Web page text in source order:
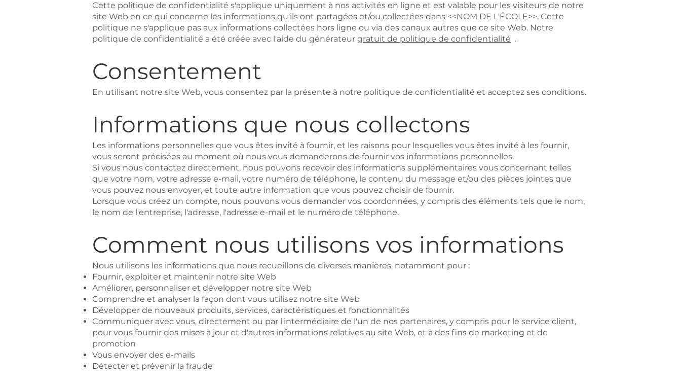
Cette politique de confidentialité s'applique uniquement à nos activités en ligne et est valable pour les visiteurs de notre
site Web en ce qui concerne les informations qu'ils ont partagées et/ou collectées dans <<NOM DE L'ÉCOLE>>. Cette
politique ne s'applique pas aux informations collectées hors ligne ou via des canaux autres que ce site Web. Notre
politique de confidentialité a été créée avec l'aide du générateur gratuit de politique de confidentialité .
Consentement
En utilisant notre site Web, vous consentez par la présente à notre politique de confidentialité et acceptez ses conditions.
Informations que nous collectons
Les informations personnelles que vous êtes invité à fournir, et les raisons pour lesquelles vous êtes invité à les fournir,
vous seront précisées au moment où nous vous demanderons de fournir vos informations personnelles.
Si vous nous contactez directement, nous pouvons recevoir des informations supplémentaires vous concernant telles
que votre nom, votre adresse e-mail, votre numéro de téléphone, le contenu du message et/ou des pièces jointes que
vous pouvez nous envoyer, et toute autre information que vous pouvez choisir de fournir.
Lorsque vous créez un compte, nous pouvons vous demander vos coordonnées, y compris des éléments tels que le nom,
le nom de l'entreprise, l'adresse, l'adresse e-mail et le numéro de téléphone.
Comment nous utilisons vos informations
Nous utilisons les informations que nous recueillons de diverses manières, notamment pour :
Fournir, exploiter et maintenir notre site Web
Améliorer, personnaliser et développer notre site Web
Comprendre et analyser la façon dont vous utilisez notre site Web
Développer de nouveaux produits, services, caractéristiques et fonctionnalités
Communiquer avec vous, directement ou par l'intermédiaire de l'un de nos partenaires, y compris pour le service client,
pour vous fournir des mises à jour et d'autres informations relatives au site Web, et à des fins de marketing et de
promotion
Vous envoyer des e-mails
Détecter et prévenir la fraude